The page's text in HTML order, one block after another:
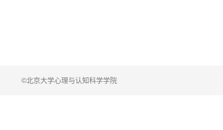
©北京大学心理与认知科学学院